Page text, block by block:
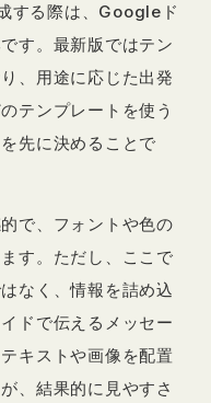
する際は、Googleド
す。最新版ではテン
、用途に応じた出発
テンプレートを使う
先に決めることで
で、フォントや色の
す。ただし、ここで
なく、情報を詰め込
ドで伝えるメッセー
キストや画像を配置
、結果的に見やすさ